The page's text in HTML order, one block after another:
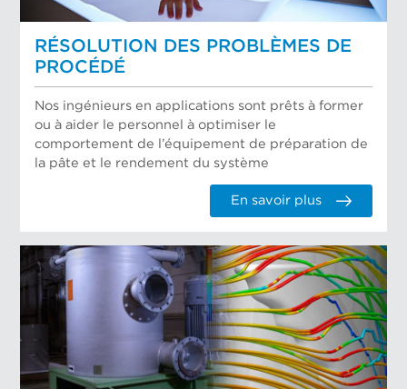
RÉSOLUTION DES PROBLÈMES DE
PROCÉDÉ
Nos ingénieurs en applications sont prêts à former
ou à aider le personnel à optimiser le
comportement de l’équipement de préparation de
la pâte et le rendement du système
En savoir plus